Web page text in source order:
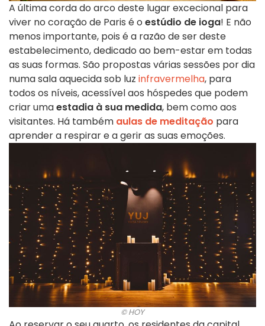
A última corda do arco deste lugar excecional para
viver no coração de Paris é o estúdio de ioga! E não
menos importante, pois é a razão de ser deste
estabelecimento, dedicado ao bem-estar em todas
as suas formas. São propostas várias sessões por dia
numa sala aquecida sob luz infravermelha, para
todos os níveis, acessível aos hóspedes que podem
criar umaestadia à sua medida, bem como aos
visitantes. Há também aulas de meditação para
aprender a respirar e a gerir as suas emoções.
© HOY